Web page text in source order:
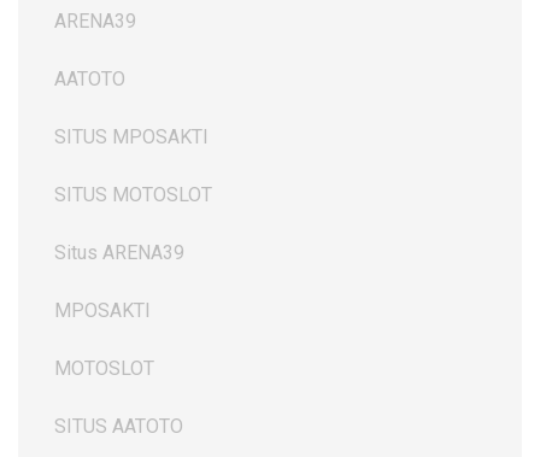
ARENA39
AATOTO
SITUS MPOSAKTI
SITUS MOTOSLOT
Situs ARENA39
MPOSAKTI
MOTOSLOT
SITUS AATOTO